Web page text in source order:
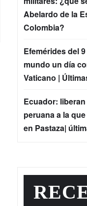
Abelardo de la
Colombia?
Efemérides del
mundo un día
Vaticano |
Ecuador:
peruana a la
en Pastaza|